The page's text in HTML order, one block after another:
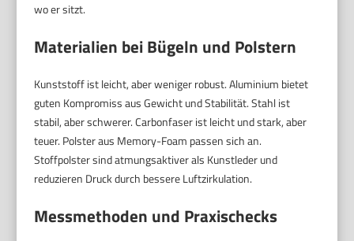
wo er sitzt.
Materialien bei Bügeln und Polstern
Kunststoff ist leicht, aber weniger robust. Aluminium bietet
guten Kompromiss aus Gewicht und Stabilität. Stahl ist
stabil, aber schwerer. Carbonfaser ist leicht und stark, aber
teuer. Polster aus Memory-Foam passen sich an.
Stoffpolster sind atmungsaktiver als Kunstleder und
reduzieren Druck durch bessere Luftzirkulation.
Messmethoden und Praxischecks